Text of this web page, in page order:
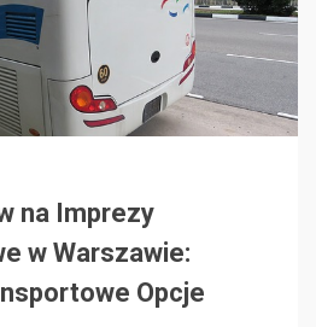
na Imprezy
w Warszawie:
Opcje